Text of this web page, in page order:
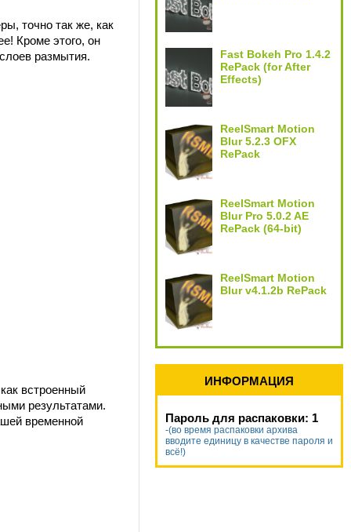
точно так же, как
Кроме этого, он
размытия.
встроенный
результатами.
временной
Fast Bokeh Pro 1.4.2
RePack (for After
Effects)
ReelSmart Motion
Blur 5.2.3 OFX
RePack
ReelSmart Motion
Blur Pro 5.0.2 AE
RePack (64-bit)
ReelSmart Motion
Blur v4.1.2b RePack
ИНФОРМАЦИЯ
Пароль для распаковки: 1
-(во время распаковки архива
вводите единицу в качестве пароля и
всё!)